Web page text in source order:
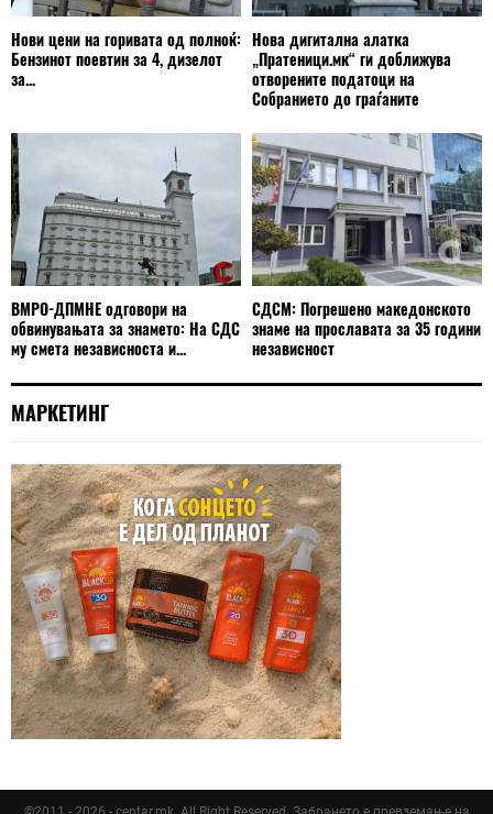
Нови цени на горивата од полноќ:
Бензинот поевтин за 4, дизелот
за...
Нова дигитална алатка
„Пратеници.мк“ ги доближува
отворените податоци на
Собранието до граѓаните
ВМРО-ДПМНЕ одговори на
обвинувањата за знамето: На СДС
му смета независноста и...
СДСМ: Погрешено македонското
знаме на прославата за 35 години
независност
МАРКЕТИНГ